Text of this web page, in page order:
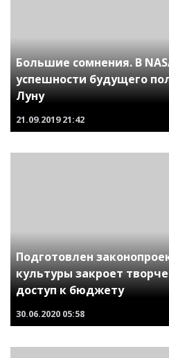
Большие сомнения. В
успешности будущего
Луну
21.09.2019 21:42
Подготовлен
культуры закроет
доступ к бюджету
30.06.2020 05:58